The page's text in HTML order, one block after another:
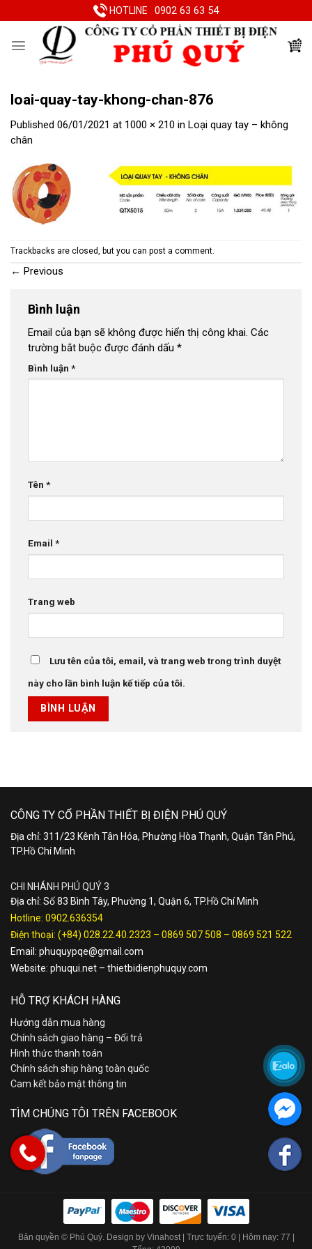
to
HOTLINE 0902 63 63 54
loai-quay-tay-khong-chan-876
Published 06/01/2021 at 1000 × 210 in Loại quay tay – không
chân
Trackbacks are closed, but you can post a comment.
← Previous
Bình luận
Email của bạn sẽ không được hiển thị công khai. Các
trường bắt buộc được đánh dấu *
Bình luận *
Tên *
Email *
Trang web
Lưu tên của tôi, email, và trang web trong trình duyệt
này cho lần bình luận kế tiếp của tôi.
CÔNG TY CỔ PHẦN THIẾT BỊ ĐIỆN PHÚ QUÝ
Địa chỉ: 311/23 Kênh Tân Hóa, Phường Hòa Thạnh, Quận Tân Phú,
TP.Hồ Chí Minh
CHI NHÁNH PHÚ QUÝ 3
Địa chỉ: Số 83 Bình Tây, Phường 1, Quận 6, TP.Hồ Chí Minh
Hotline: 0902.636354
Điện thoại: (+84) 028.22.40.2323 – 0869 507 508 – 0869 521 522
Email: phuquypqe@gmail.com
Website: phuqui.net – thietbidienphuquy.com
HỖ TRỢ KHÁCH HÀNG
Hướng dẫn mua hàng
Chính sách giao hàng – Đổi trả
Hình thức thanh toán
Chính sách ship hàng toàn quốc
Cam kết bảo mật thông tin
TÌM CHÚNG TÔI TRÊN FACEBOOK
Bản quyền © Phú Quý. Design by Vinahost | Trực tuyến: 0 | Hôm nay: 77 |